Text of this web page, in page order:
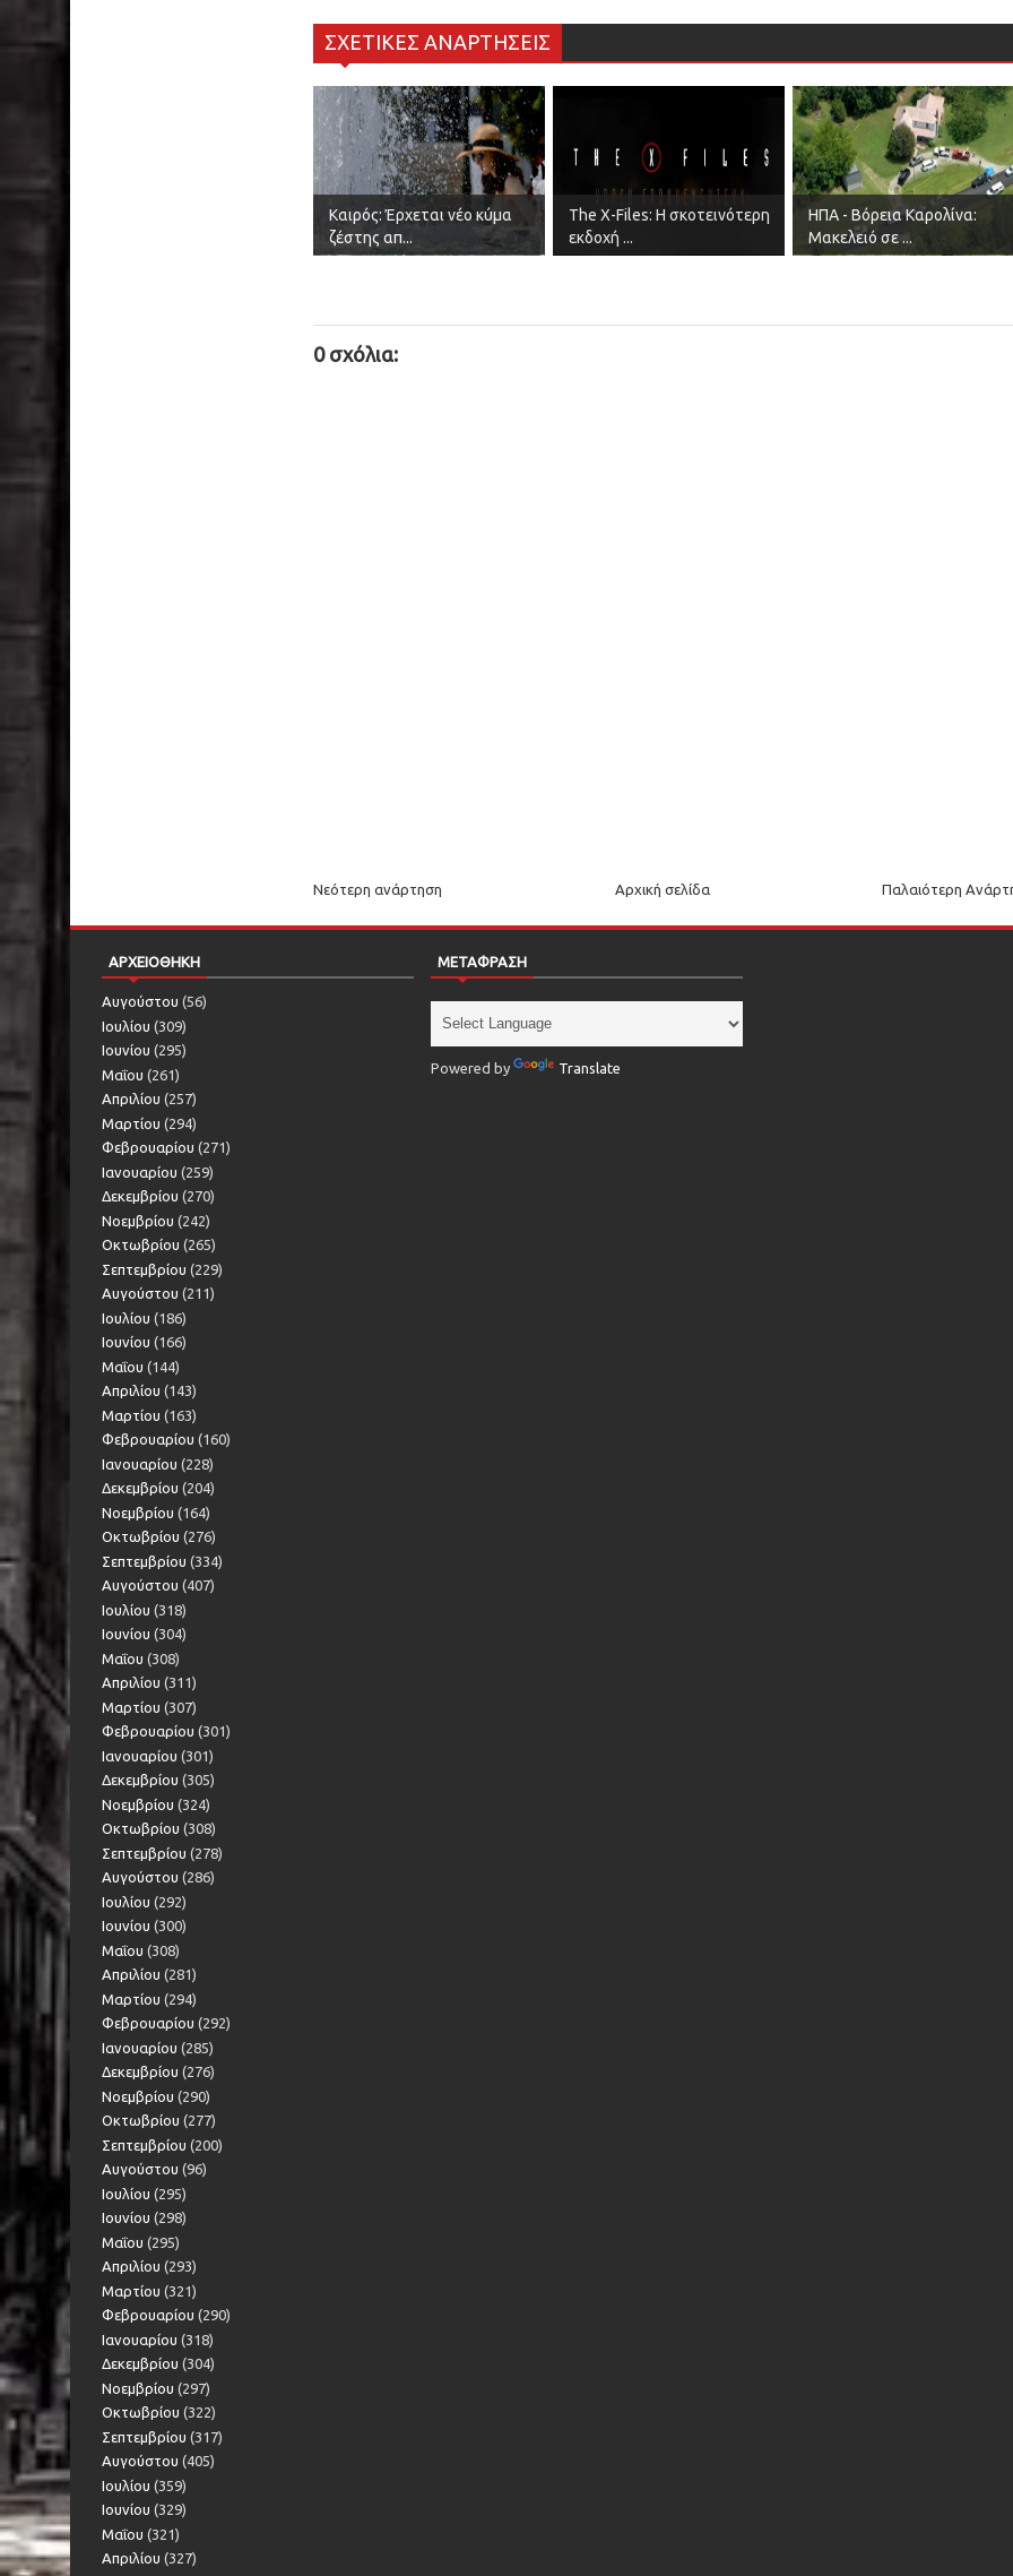
ΣΧΕΤΙΚΕΣ ΑΝΑΡΤΗΣΕΙΣ
Καιρός: Έρχεται νέο κύμα
ζέστης απ...
The X-Files: Η σκοτεινότερη
εκδοχή ...
ΗΠΑ - Βόρεια Καρολίνα:
Μακελειό σε ...
0 σχόλια:
Νεότερη ανάρτηση Παλαιότερη
Αρχική σελίδα
ΑΡΧΕΙΟΘΗΚΗ
Αυγούστου (56)
Ιουλίου (309)
Ιουνίου (295)
Μαΐου (261)
Απριλίου (257)
Μαρτίου (294)
Φεβρουαρίου (271)
Ιανουαρίου (259)
Δεκεμβρίου (270)
Νοεμβρίου (242)
Οκτωβρίου (265)
Σεπτεμβρίου (229)
Αυγούστου (211)
Ιουλίου (186)
Ιουνίου (166)
Μαΐου (144)
Απριλίου (143)
Μαρτίου (163)
Φεβρουαρίου (160)
Ιανουαρίου (228)
Δεκεμβρίου (204)
Νοεμβρίου (164)
Οκτωβρίου (276)
Σεπτεμβρίου (334)
Αυγούστου (407)
Ιουλίου (318)
Ιουνίου (304)
Μαΐου (308)
Απριλίου (311)
Μαρτίου (307)
Φεβρουαρίου (301)
Ιανουαρίου (301)
Δεκεμβρίου (305)
Νοεμβρίου (324)
Οκτωβρίου (308)
Σεπτεμβρίου (278)
Αυγούστου (286)
Ιουλίου (292)
Ιουνίου (300)
Μαΐου (308)
Απριλίου (281)
Μαρτίου (294)
Φεβρουαρίου (292)
Ιανουαρίου (285)
Δεκεμβρίου (276)
Νοεμβρίου (290)
Οκτωβρίου (277)
Σεπτεμβρίου (200)
Αυγούστου (96)
Ιουλίου (295)
Ιουνίου (298)
Μαΐου (295)
Απριλίου (293)
Μαρτίου (321)
Φεβρουαρίου (290)
Ιανουαρίου (318)
Δεκεμβρίου (304)
Νοεμβρίου (297)
Οκτωβρίου (322)
Σεπτεμβρίου (317)
Αυγούστου (405)
Ιουλίου (359)
Ιουνίου (329)
Μαΐου (321)
Απριλίου (327)
ΜΕΤΑΦΡΑΣΗ
Powered by Translate